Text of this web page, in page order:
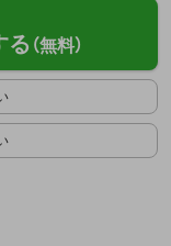
る （無料）